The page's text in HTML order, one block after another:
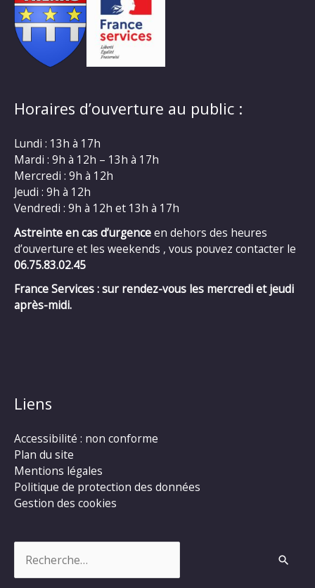
Horaires d’ouverture au public :
Lundi : 13h à 17h
Mardi : 9h à 12h – 13h à 17h
Mercredi : 9h à 12h
Jeudi : 9h à 12h
Vendredi : 9h à 12h et 13h à 17h
Astreinte en cas d’urgenceen dehors des heures
d’ouverture et les weekends , vous pouvez contacter le
06.75.83.02.45
France Services : sur rendez-vous les mercredi et jeudi
après-midi.
Liens
Accessibilité : non conforme
Plan du site
Mentions légales
Politique de protection des données
Gestion des cookies